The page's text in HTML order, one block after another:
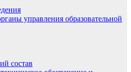
управления образовательной
состав